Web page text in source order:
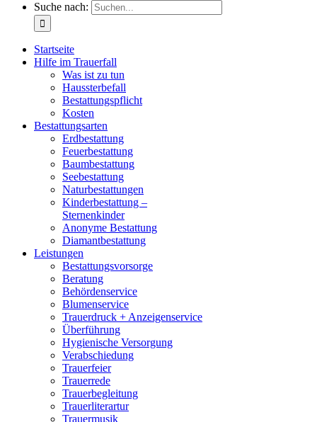
Suche nach:
Startseite
Hilfe im Trauerfall
Was ist zu tun
Haussterbefall
Bestattungspflicht
Kosten
Bestattungsarten
Erdbestattung
Feuerbestattung
Baumbestattung
Seebestattung
Naturbestattungen
Kinderbestattung –
Sternenkinder
Anonyme Bestattung
Diamantbestattung
Leistungen
Bestattungsvorsorge
Beratung
Behördenservice
Blumenservice
Trauerdruck + Anzeigenservice
Überführung
Hygienische Versorgung
Verabschiedung
Trauerfeier
Trauerrede
Trauerbegleitung
Trauerliterartur
Trauermusik